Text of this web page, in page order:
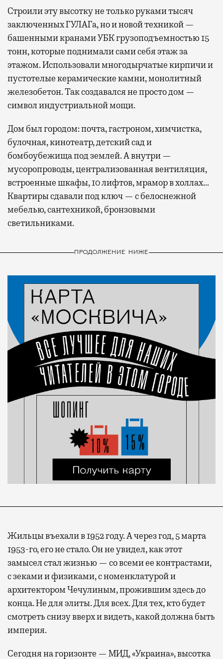
Строили эту высотку не только руками тысяч
заключенных ГУЛАГа, но и новой техникой —
башенными кранами УБК грузоподъемностью 15
тонн, которые поднимали сами себя этаж за
этажом. Использовали многодырчатые кирпичи и
пустотелые керамические камни, монолитный
железобетон. Так создавался не просто дом —
символ индустриальной мощи.
Дом был городом: почта, гастроном, химчистка,
булочная, кинотеатр, детский сад и
бомбоубежища под землей. А внутри —
мусоропроводы, централизованная вентиляция,
встроенные шкафы, 10 лифтов, мрамор в холлах…
Квартиры сдавали под ключ — с белоснежной
мебелью, сантехникой, бронзовыми
светильниками.
ПРОДОЛЖЕНИЕ НИЖЕ
Жильцы въехали в 1952 году. А через год, 5 марта
1953-го, его не стало. Он не увидел, как этот
замысел стал жизнью — со всеми ее контрастами,
с зеками и физиками, с номенклатурой и
архитектором Чечулиным, прожившим здесь до
конца. Не для элиты. Для всех. Для тех, кто будет
смотреть снизу вверх и видеть, какой должна быть
империя.
Сегодня на горизонте — МИД, «Украина», высотка